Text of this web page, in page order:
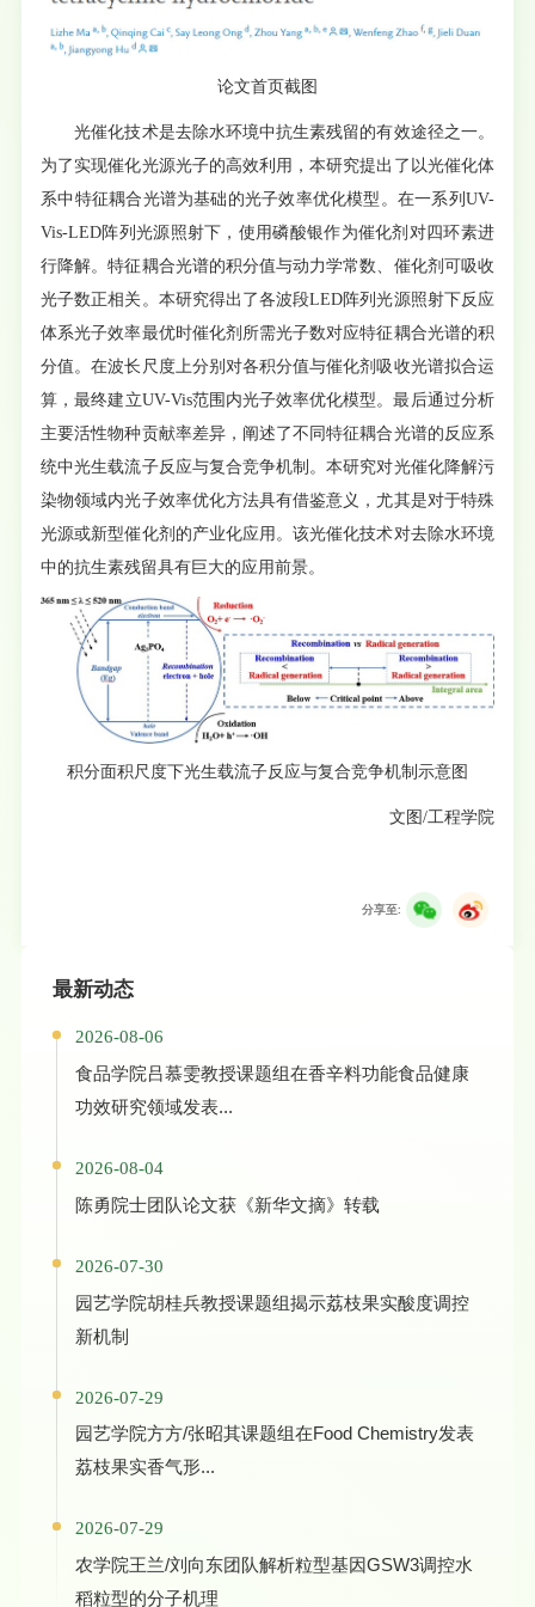
论文首页截图
光催化技术是去除水环境中抗生素残留的有效途径之一。
为了实现催化光源光子的高效利用，本研究提出了以光催化体
系中特征耦合光谱为基础的光子效率优化模型。在一系列UV-
Vis-LED阵列光源照射下，使用磷酸银作为催化剂对四环素进
行降解。特征耦合光谱的积分值与动力学常数、催化剂可吸收
光子数正相关。本研究得出了各波段LED阵列光源照射下反应
体系光子效率最优时催化剂所需光子数对应特征耦合光谱的积
分值。在波长尺度上分别对各积分值与催化剂吸收光谱拟合运
算，最终建立UV-Vis范围内光子效率优化模型。最后通过分析
主要活性物种贡献率差异，阐述了不同特征耦合光谱的反应系
统中光生载流子反应与复合竞争机制。本研究对光催化降解污
染物领域内光子效率优化方法具有借鉴意义，尤其是对于特殊
光源或新型催化剂的产业化应用。该光催化技术对去除水环境
中的抗生素残留具有巨大的应用前景。
积分面积尺度下光生载流子反应与复合竞争机制示意图
文图/工程学院
分享至:
最新动态
2026-08-06
食品学院吕慕雯教授课题组在香辛料功能食品健康
功效研究领域发表...
2026-08-04
陈勇院士团队论文获《新华文摘》转载
2026-07-30
园艺学院胡桂兵教授课题组揭示荔枝果实酸度调控
新机制
2026-07-29
园艺学院方方/张昭其课题组在Food Chemistry发表
荔枝果实香气形...
2026-07-29
农学院王兰/刘向东团队解析粒型基因GSW3调控水
稻粒型的分子机理